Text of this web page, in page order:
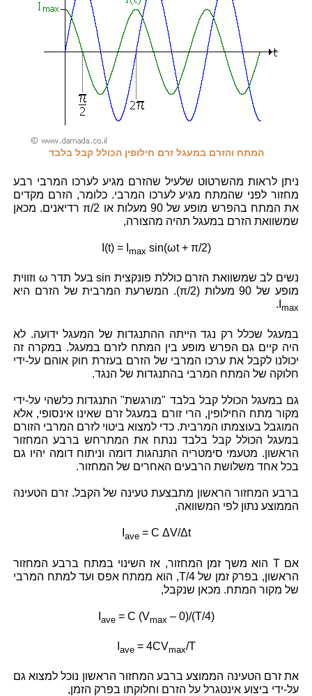
המתח והזרם במעגל זרם חילופין הכולל קבל בלבד
ניתן לראות מהשרטוט שלעיל שהזרם מגיע לערכו המרבי רבע
מחזור לפני שהמתח מגיע לערכו המרבי. כלומר, הזרם מקדים
את המתח בהפרש מופע של 90 מעלות או
π/2רדיאנים. מכאן
שמשוואת הזרם במעגל תהיה מהצורה,
I(t) = I max sin(ωt + π/2)
נשים לב שמשוואת הזרם כוללת פונקצית sin בעל תדר ω וזווית
מופע של 90 מעלות (
π/2). המשרעת המרבית של הזרם היא
max
.
במעגל שכלל רק נגד הייתה ההתנגדות של המעגל ידועה. לא
היה קיים גם הפרש מופע בין המתח לזרם במעגל. במקרה זה
יכולנו לקבל את ערכו המרבי של הזרם בעזרת חוק אוהם על-ידי
חלוקה של המתח המרבי בהתנגדות של הנגד.
גם במעגל הכולל קבל בלבד "מורגשת" התנגדות כלשהי על-ידי
מקור מתח החילופין, הרי זורם במעגל זרם שאינו אינסופי, אלא
המוגבל בעוצמתו המרבית. כדי למצוא ביטוי לזרם המרבי הזורם
במעגל הכולל קבל בלבד ננתח את המתרחש ברבע המחזור
הראשון. מטעמי סימטריה התנהגות דומה וניתוח דומה יהיו גם
בכל אחד משלושת הרבעים האחרים של המחזור.
ברבע המחזור הראשון מתבצעת טעינה של הקבל. זרם הטעינה
הממוצע נתון לפי המשוואה,
ave= C ΔV/Δt
אם T הוא משך זמן המחזור, אז השינוי במתח ברבע המחזור
הראשון, בפרק זמן שלT/4, הוא ממתח אפס ועד למתח המרבי
של מקור המתח. מכאן שנקבל,
ave= C (Vmax – 0)/(T/4)
ave= 4CVmax/T
את זרם הטעינה הממוצע ברבע המחזור הראשון נוכל למצוא גם
על-ידי ביצוע אינטגרל על הזרם וחלוקתו בפרק הזמן,